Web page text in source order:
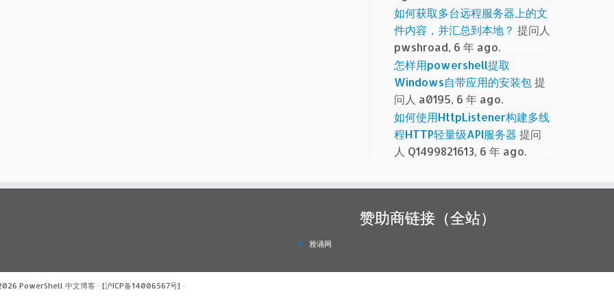
如何获取多台远程服务器上的文
件内容，并汇总到本地？ 提问人
pwshroad, 6 年 ago.
怎样用powershell提取
Windows自带应用的安装包提
问人 a0195, 6 年 ago.
如何使用HttpListener构建多线
程HTTP轻量级API服务器 提问
人 Q1499821613, 6 年 ago.
赞助商链接（全站）
雅诵网
PowerShell 中文博客 · [沪ICP备14006567号] ·